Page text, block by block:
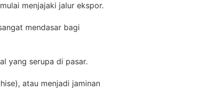
menjajaki jalur ekspor.
mendasar bagi
yang serupa di pasar.
atau menjadi jaminan